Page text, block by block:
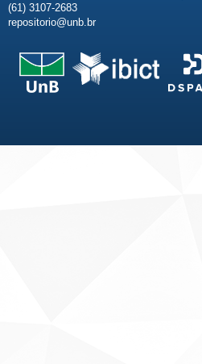
(61) 3107-2683
repositorio@unb.br